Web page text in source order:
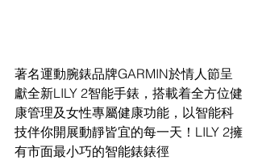
著名運動腕錶品牌GARMIN於情人節呈
獻全新LILY 2智能手錶，搭載着全方位健
康管理及女性專屬健康功能，以智能科
技伴你開展動靜皆宜的每一天！LILY 2擁
有市面最小巧的智能錶錶徑